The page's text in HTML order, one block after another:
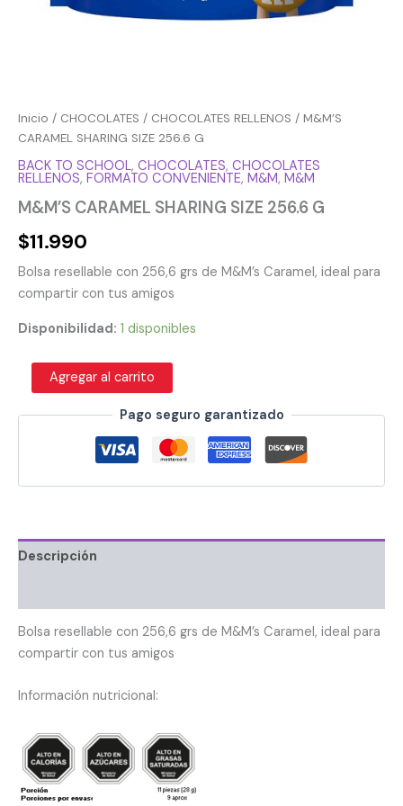
Inicio / CHOCOLATES / CHOCOLATES RELLENOS / M&M’S
CARAMEL SHARING SIZE 256.6 G
BACK TO SCHOOL, CHOCOLATES, CHOCOLATES
RELLENOS, FORMATO CONVENIENTE, M&M, M&M
M&M’S CARAMEL SHARING SIZE 256.6 G
$11.990
Bolsa resellable con 256,6 grs de M&M’s Caramel, ideal para
compartir con tus amigos
Disponibilidad: 1 disponibles
Agregar al carrito
Pago seguro garantizado
Descripción
Bolsa resellable con 256,6 grs de M&M’s Caramel, ideal para
compartir con tus amigos
Información nutricional: